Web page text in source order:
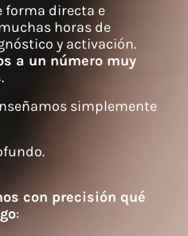
forma directa e
horas de
y activación.
a un número muy
.
simplemente
con precisión qué
: